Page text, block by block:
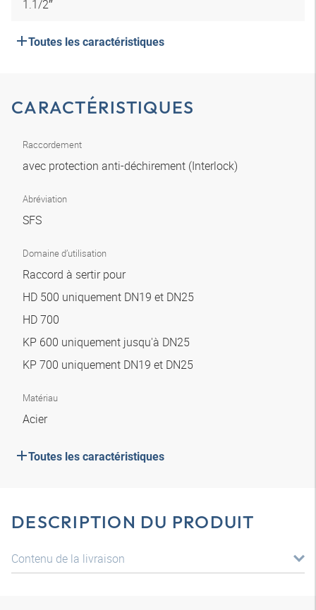
1.1/2″
Toutes les caractéristiques
CARACTÉRISTIQUES
Raccordement
avec protection anti-déchirement (Interlock)
Abréviation
SFS
Domaine d’utilisation
Raccord à sertir pour
HD 500 uniquement DN19 et DN25
HD 700
KP 600 uniquement jusqu'à DN25
KP 700 uniquement DN19 et DN25
Matériau
Acier
Toutes les caractéristiques
DESCRIPTION DU PRODUIT
Contenu de la livraison